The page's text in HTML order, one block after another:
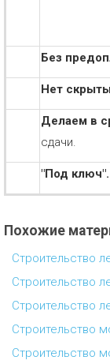
Без
Нет
Делаем в
сдачи.
"Под ключ".
Похожие
Строительство
Строительство
Строительство
Строительство
Строительство